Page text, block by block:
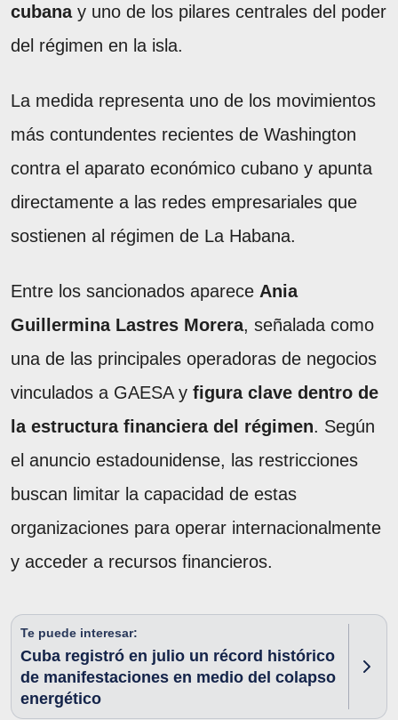
cubanay uno de los pilares centrales del poder
del régimen en la isla.
La medida representa uno de los movimientos
más contundentes recientes de Washington
contra el aparato económico cubano y apunta
directamente a las redes empresariales que
sostienen al régimen de La Habana.
Entre los sancionados aparece Ania
Guillermina Lastres Morera, señalada como
una de las principales operadoras de negocios
vinculados a GAESA y figura clave dentro de
la estructura financiera del régimen. Según
el anuncio estadounidense, las restricciones
buscan limitar la capacidad de estas
organizaciones para operar internacionalmente
y acceder a recursos financieros.
Te puede interesar:
Cuba registró en julio un récord histórico
de manifestaciones en medio del colapso
energético